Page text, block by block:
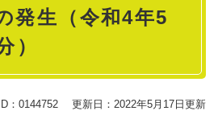
発生（令和4年5
）
：0144752 更新日：2022年5月17日更新